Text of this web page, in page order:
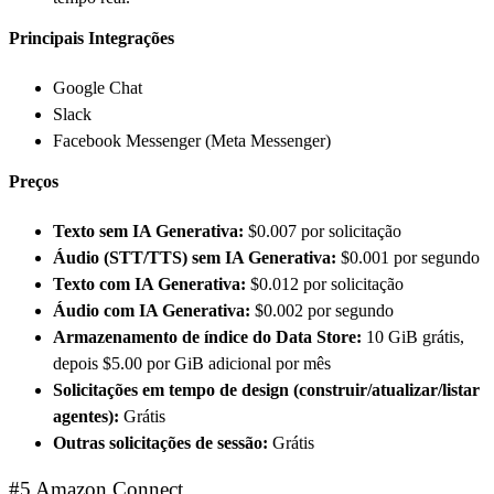
Principais Integrações
Google Chat
Slack
Facebook Messenger (Meta Messenger)
Preços
Texto sem IA Generativa: $0.007 por solicitação
Áudio (STT/TTS) sem IA Generativa: $0.001 por segundo
Texto com IA Generativa: $0.012 por solicitação
Áudio com IA Generativa: $0.002 por segundo
Armazenamento de índice do Data Store: 10 GiB grátis,
depois $5.00 por GiB adicional por mês
Solicitações em tempo de design (construir/atualizar/listar
agentes): Grátis
Outras solicitações de sessão: Grátis
#5 Amazon Connect